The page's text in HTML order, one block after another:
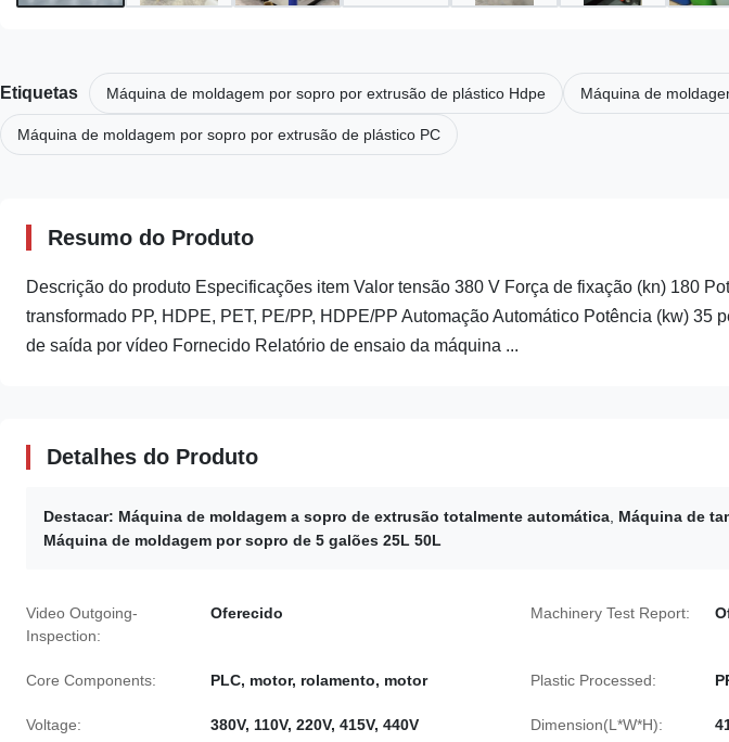
Etiquetas Máquina de moldagem por sopro por extrusão de plástico Hdpe Máquina de
Máquina de moldagem por sopro por extrusão de plástico PC
Resumo do Produto
Descrição do produto Especificações item Valor tensão 380 V Força de fixação (kn) 180
transformado PP, HDPE, PET, PE/PP, HDPE/PP Automação Automático Potência (kw) 35
de saída por vídeo Fornecido Relatório de ensaio da máquina ...
Detalhes do Produto
Destacar: Máquina de moldagem a sopro de extrusão totalmente automática Máquina de
Máquina de moldagem por sopro de 5 galões 25L 50L
Video Outgoing-
Inspection:
Oferecido Machinery Test Report:
Core Components: PLC, motor, rolamento, motor Plastic Processed:
Voltage: 380V, 110V, 220V, 415V, 440V Dimension(L*W*H):